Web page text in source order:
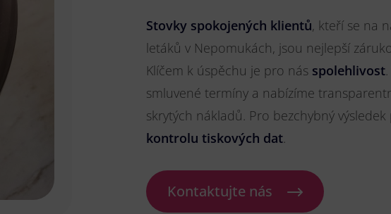
Stovky spokojených klientů, kteří se na
letáků v Nepomukách, jsou nejlepší
Klíčem k úspěchu je pro nás spolehlivost
smluvené termíny a nabízíme
skrytých nákladů. Pro bezchybný
kontrolu tiskových dat.
Kontaktujte nás